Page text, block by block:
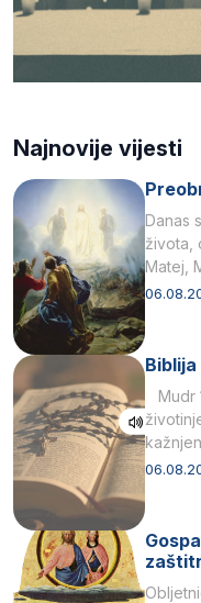
Najnovije vijesti
Danas
života,
Matej,
Biblija
Mudr